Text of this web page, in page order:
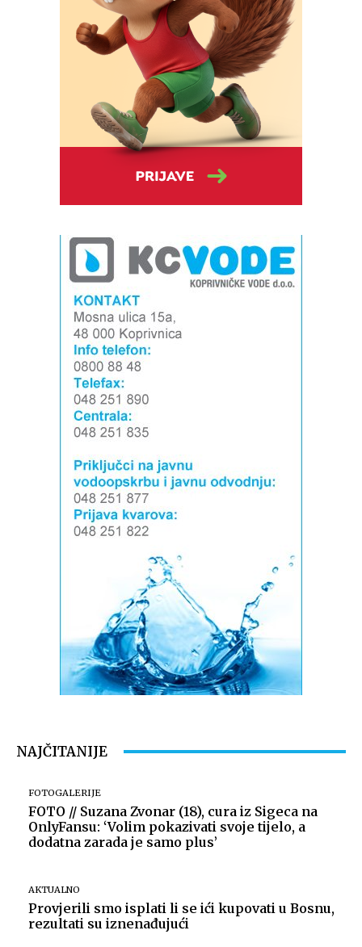
NAJČITANIJE
FOTOGALERIJE
FOTO // Suzana Zvonar (18), cura iz Sigeca na
OnlyFansu: ‘Volim pokazivati svoje tijelo, a
dodatna zarada je samo plus’
AKTUALNO
Provjerili smo isplati li se ići kupovati u Bosnu,
rezultati su iznenađujući